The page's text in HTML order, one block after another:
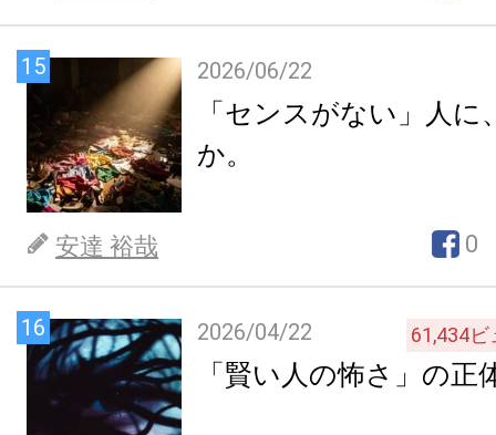
15 2026/06/22
「センスがない」人
か。
安達 裕哉 0
16 2026/04/22 61,434ビ
「賢い人の怖さ」の正